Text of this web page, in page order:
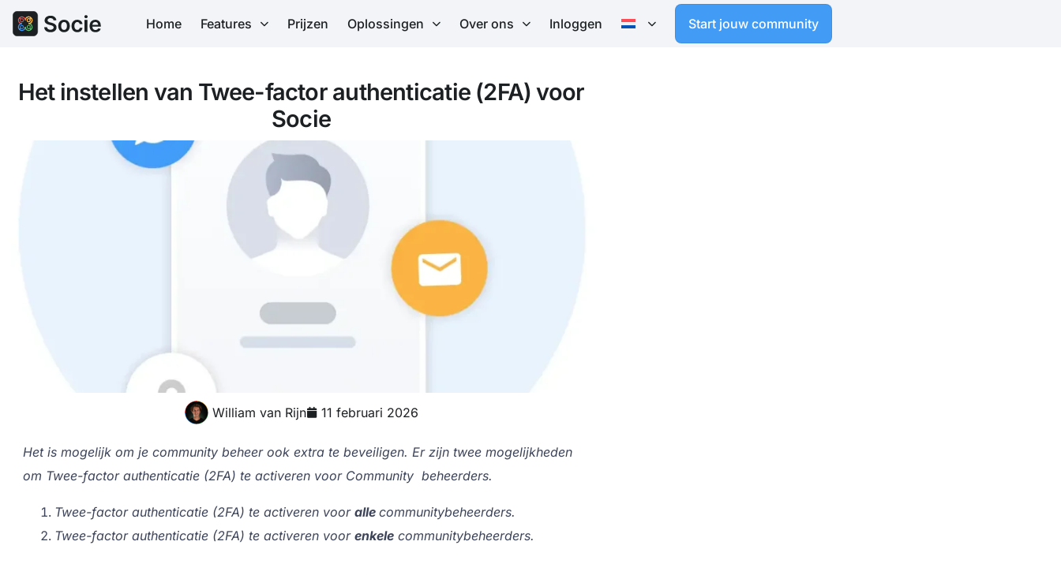
Home Features Prijzen Oplossingen Over ons Inloggen Start jouw community
Het instellen van Twee-factor authenticatie (2FA) voor
Socie
William van Rijn 11 februari 2026
Het is mogelijk om je community beheer ook extra te beveiligen. Er zijn twee mogelijkheden
om Twee-factor authenticatie (2FA) te activeren voor Community beheerders.
Twee-factor authenticatie (2FA) te activeren voor alle communitybeheerders.
Twee-factor authenticatie (2FA) te activeren voor enkelecommunitybeheerders.